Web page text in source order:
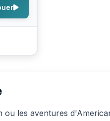
les aventures